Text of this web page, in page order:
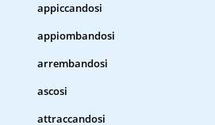
appiccandosi
appiombandosi
arrembandosi
ascosi
attraccandosi